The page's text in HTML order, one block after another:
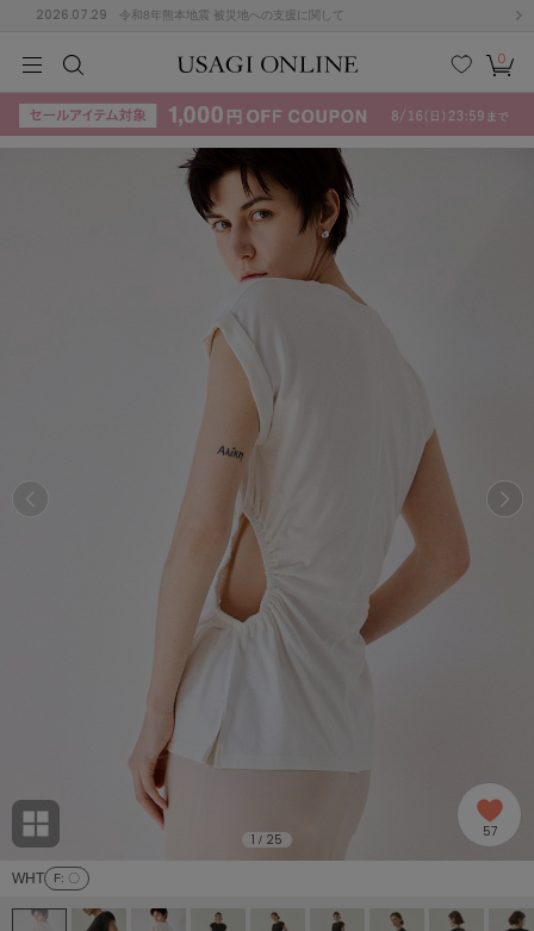
2026.07.29 令和8年熊本地震 被災地への支援に関して
検索
お気
に入
カー
ト
0
KIDSBABYBEAUTYLIFE STYLE
(715)
ョン雑貨 (865)
/ランジェリー (127)
KIDSBABYBEAUTYLIFE STYLE
F G
M N
T
その
ACYM
アシーム
アディダス バイ ステラマッカートニー
Ame no chi Hare
アメノチハレ
AMOMMA
アモマ
WHT F: 〇
1 / 25 57